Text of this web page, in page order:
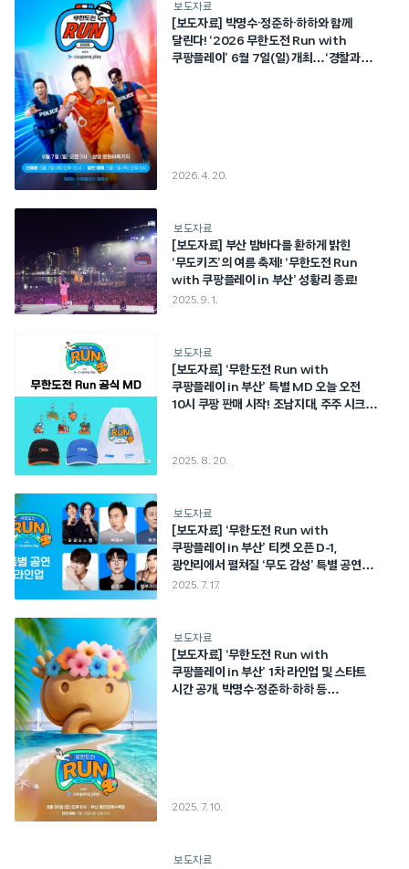
보도자료
[보도자료] 박명수·정준하·하하와 함께
달린다! ‘2026 무한도전 Run with
쿠팡플레이’ 6월 7일(일) 개최…‘경찰과
2026. 4. 20.
보도자료
[보도자료] 부산 밤바다를 환하게 밝힌
‘무도키즈’의 여름 축제! ‘무한도전 Run
with 쿠팡플레이 in 부산’ 성황리 종료!
2025. 9. 1.
보도자료
[보도자료] ‘무한도전 Run with
쿠팡플레이 in 부산’ 특별 MD 오늘 오전
10시 쿠팡 판매 시작! 조남지대, 주주 시크릿
2025. 8. 20.
보도자료
[보도자료] ‘무한도전 Run with
쿠팡플레이 in 부산’ 티켓 오픈 D-1,
광안리에서 펼쳐질 ‘무도 감성’ 특별 공연
라인업 공개!
2025. 7. 17.
보도자료
[보도자료] ‘무한도전 Run with
쿠팡플레이 in 부산’ 1차 라인업 및 스타트
시간 공개, 박명수·정준하·하하 등
2025. 7. 10.
보도자료